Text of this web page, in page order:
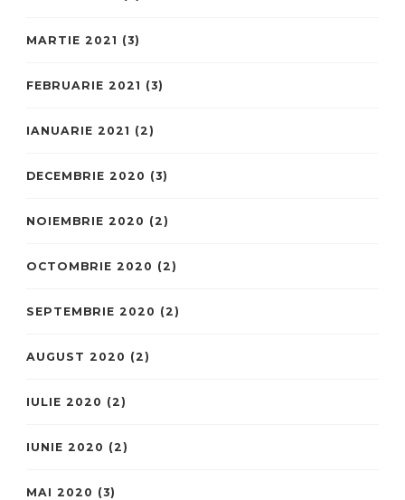
MARTIE 2021 (3)
FEBRUARIE 2021 (3)
IANUARIE 2021 (2)
DECEMBRIE 2020 (3)
NOIEMBRIE 2020 (2)
OCTOMBRIE 2020 (2)
SEPTEMBRIE 2020 (2)
AUGUST 2020 (2)
IULIE 2020 (2)
IUNIE 2020 (2)
MAI 2020 (3)